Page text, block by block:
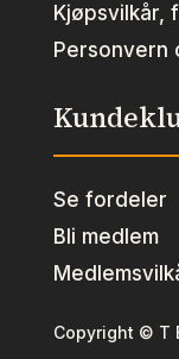
Kjøpsvilkår,
Personvern
Se fordeler
Bli medlem
Copyright © T